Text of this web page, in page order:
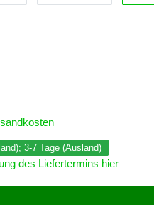
3-7 Tage (Ausland)
des Liefertermins hier